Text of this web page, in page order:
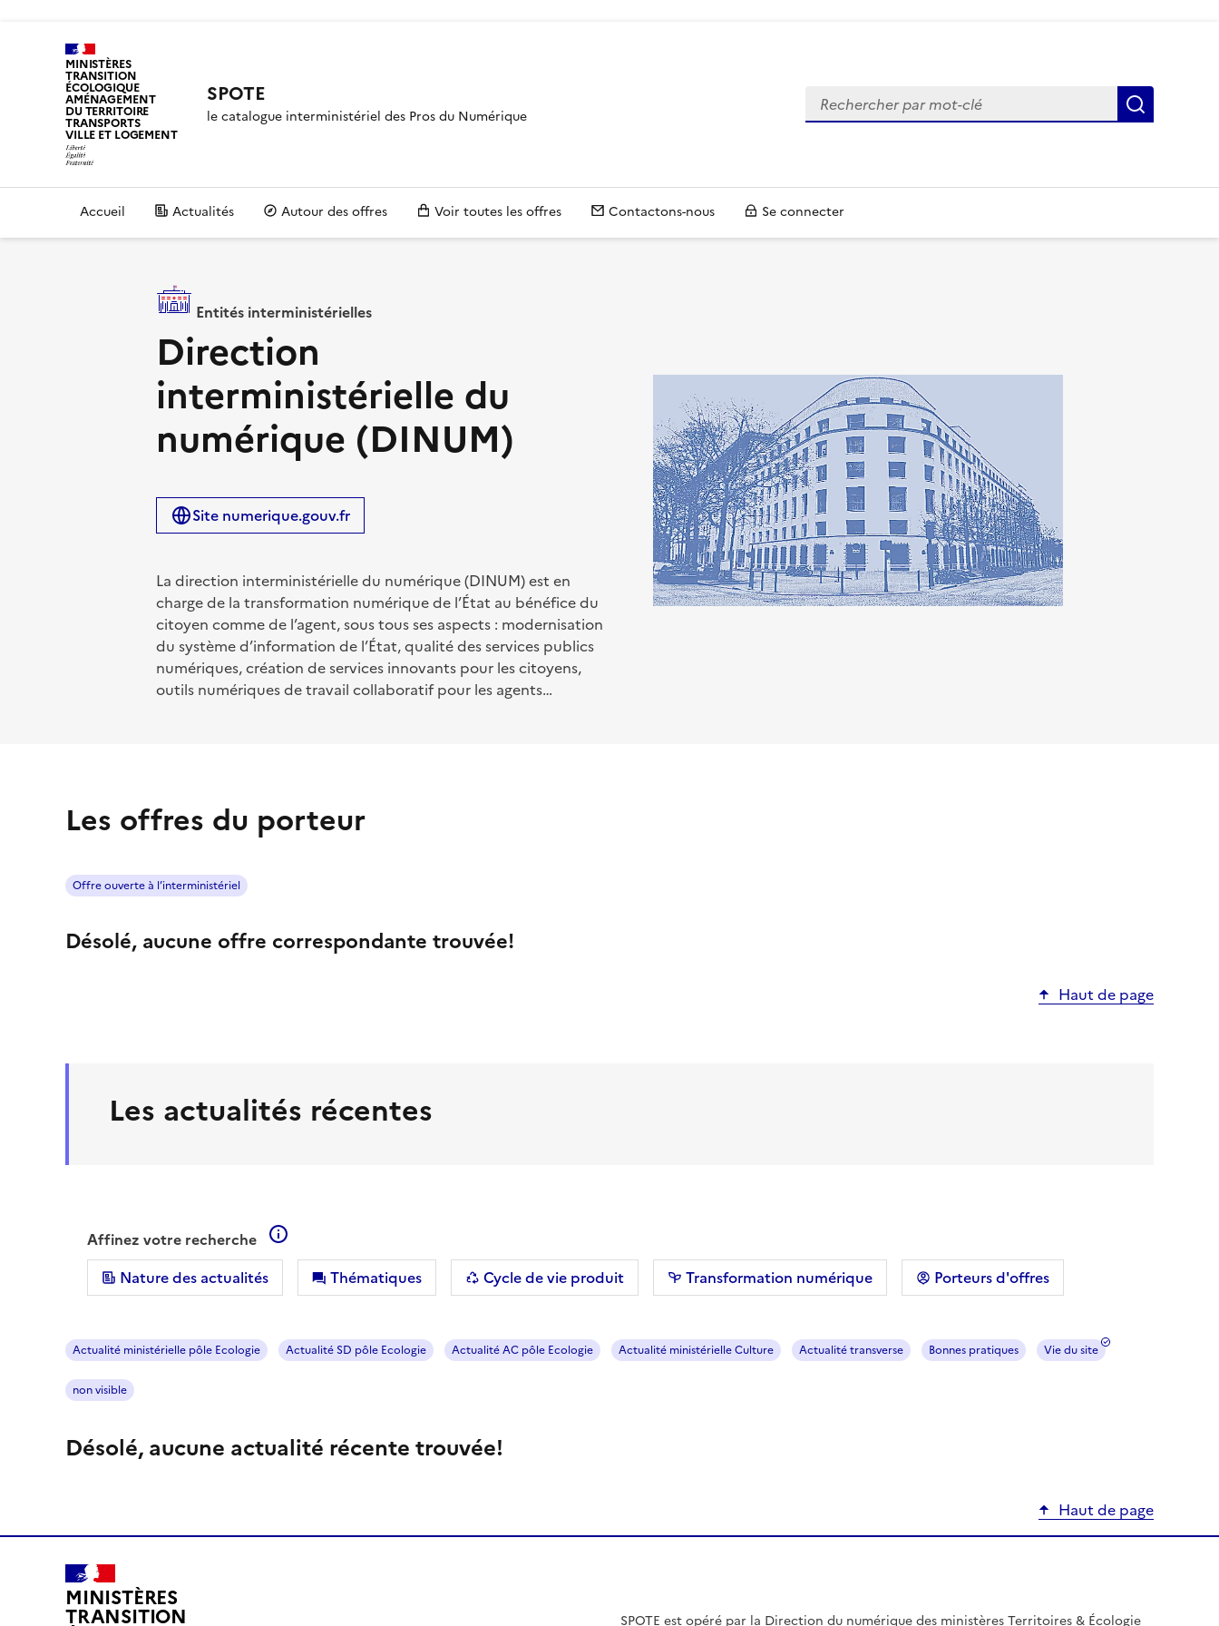
MINISTÈRES
TRANSITION
ÉCOLOGIQUE
AMÉNAGEMENT
DU TERRITOIRE
TRANSPORTS
VILLE ET LOGEMENT
SPOTE
le catalogue interministériel des Pros du Numérique
Rechercher
Accueil Actualités Autour des offres Voir toutes les offres Contactons-nous Se connecter
Entités interministérielles
Direction
interministérielle du
numérique (DINUM)
Site numerique.gouv.fr
La direction interministérielle du numérique (DINUM) est en
charge de la transformation numérique de l’État au bénéfice du
citoyen comme de l’agent, sous tous ses aspects : modernisation
du système d’information de l’État, qualité des services publics
numériques, création de services innovants pour les citoyens,
outils numériques de travail collaboratif pour les agents…
Les offres du porteur
Offre ouverte à l’interministériel
Désolé, aucune offre correspondante trouvée!
Haut de page
Les actualités récentes
Affinez votre recherche
Nature des actualités
Thématiques Cycle de vie produit Transformation numérique Porteurs d'offres
Actualité ministérielle pôle Ecologie Actualité SD pôle Ecologie Actualité AC pôle Ecologie Actualité ministérielle Culture Actualité transverse Bonnes pratiques Vie du site
non visible
Désolé, aucune actualité récente trouvée!
Haut de page
MINISTÈRES
TRANSITION SPOTE est opéré par la Direction du numérique des ministères Territoires & Écologie